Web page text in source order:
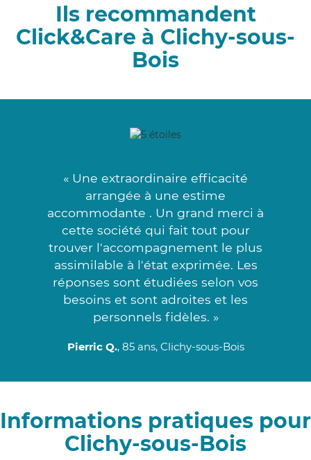
Ils recommandent
Click&Care à Clichy-sous-
Bois
« Une extraordinaire efficacité
arrangée à une estime
accommodante . Un grand merci à
cette société qui fait tout pour
trouver l'accompagnement le plus
assimilable à l'état exprimée. Les
réponses sont étudiées selon vos
besoins et sont adroites et les
personnels fidèles. »
Pierric Q., 85 ans, Clichy-sous-Bois
Informations pratiques pour
Clichy-sous-Bois